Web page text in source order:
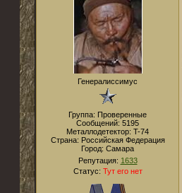
Генералиссимус
Группа: Проверенные
Сообщений: 5195
Металлодетектор: T-74
Страна: Российская Федерация
Город: Самара
Репутация: 1633
Статус: Тут его нет